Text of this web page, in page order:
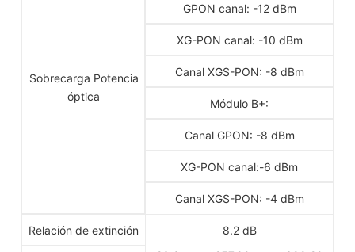
Sobrecarga Potencia
óptica
GPON canal: -12 dBm
XG-PON canal: -10 dBm
Canal XGS-PON: -8 dBm
Módulo B+:
Canal GPON: -8 dBm
XG-PON canal:-6 dBm
Canal XGS-PON: -4 dBm
Relación de extinción 8.2 dB